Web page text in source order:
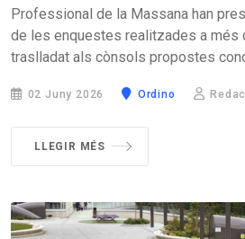
Professional de la Massana han
de les enquestes realitzades a més
traslladat als cònsols propostes
02 Juny 2026 Ordino
LLEGIR MÉS